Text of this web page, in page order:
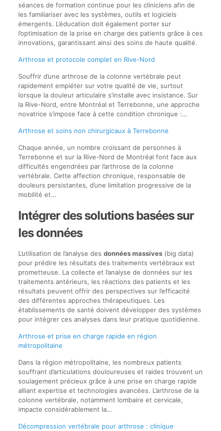
séances de formation continue pour les cliniciens afin de
les familiariser avec les systèmes, outils et logiciels
émergents. L’éducation doit également porter sur
l’optimisation de la prise en charge des patients grâce à ces
innovations, garantissant ainsi des soins de haute qualité.
Arthrose et protocole complet en Rive-Nord
Souffrir d’une arthrose de la colonne vertébrale peut
rapidement empiéter sur votre qualité de vie, surtout
lorsque la douleur articulaire s’installe avec insistance. Sur
la Rive-Nord, entre Montréal et Terrebonne, une approche
novatrice s’impose face à cette condition chronique :…
Arthrose et soins non chirurgicaux à Terrebonne
Chaque année, un nombre croissant de personnes à
Terrebonne et sur la Rive-Nord de Montréal font face aux
difficultés engendrées par l’arthrose de la colonne
vertébrale. Cette affection chronique, responsable de
douleurs persistantes, d’une limitation progressive de la
mobilité et…
Intégrer des solutions basées sur
les données
L’utilisation de l’analyse des données massives(big data)
pour prédire les résultats des traitements vertébraux est
prometteuse. La collecte et l’analyse de données sur les
traitements antérieurs, les réactions des patients et les
résultats peuvent offrir des perspectives sur l’efficacité
des différentes approches thérapeutiques. Les
établissements de santé doivent développer des systèmes
pour intégrer ces analyses dans leur pratique quotidienne.
Arthrose et prise en charge rapide en région
métropolitaine
Dans la région métropolitaine, les nombreux patients
souffrant d’articulations douloureuses et raides trouvent un
soulagement précieux grâce à une prise en charge rapide
alliant expertise et technologies avancées. L’arthrose de la
colonne vertébrale, notamment lombaire et cervicale,
impacte considérablement la…
Décompression vertébrale pour arthrose : clinique